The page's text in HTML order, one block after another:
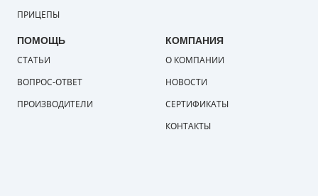
ПРИЦЕПЫ
ПОМОЩЬ
СТАТЬИ
ВОПРОС-ОТВЕТ
ПРОИЗВОДИТЕЛИ
КОМПАНИЯ
О КОМПАНИИ
НОВОСТИ
СЕРТИФИКАТЫ
КОНТАКТЫ